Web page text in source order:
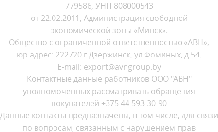
779586, УНП 808000543
от 22.02.2011, Администрация свободной
экономической зоны «Минск».
Общество с ограниченной ответственностью «АВН»,
юр.адрес: 222720 г.Дзержинск, ул.Фоминых, д.54,
E-mail: export@avngroup.by
Контактные данные работников ООО "АВН"
уполномоченных рассматривать обращения
покупателей +375 44 593-30-90
Данные контакты предназначены, в том числе, для связи
по вопросам, связанным с нарушением прав